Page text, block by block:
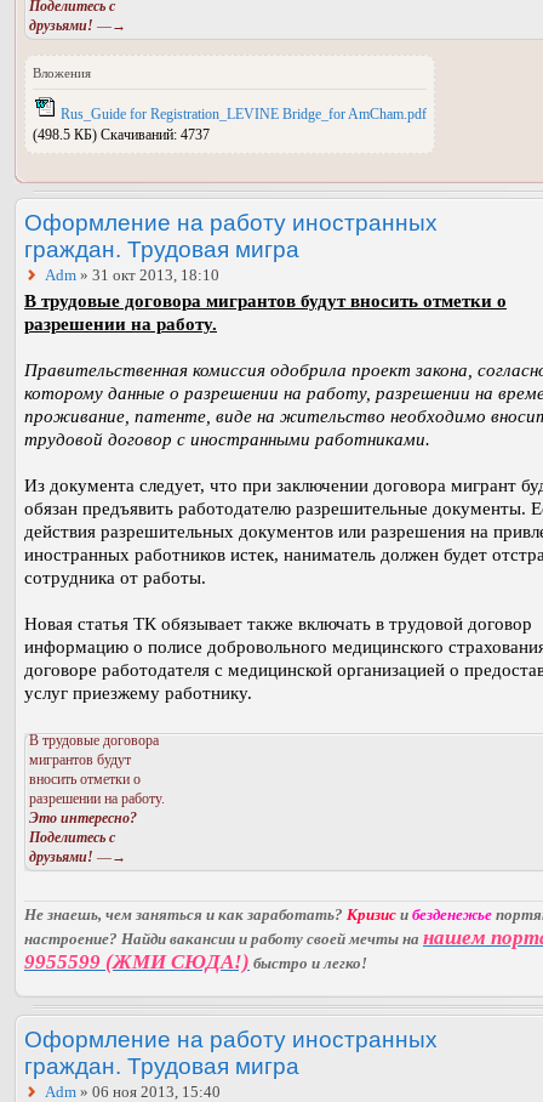
Поделитесь с
друзьями! —→
Вложения
Rus_Guide for Registration_LEVINE Bridge_for AmCham.pdf
(498.5 КБ) Скачиваний: 4737
Оформление на работу иностранных
граждан. Трудовая мигра
Adm » 31 окт 2013, 18:10
В трудовые договора мигрантов будут вносить отметки о
разрешении на работу.
Правительственная комиссия одобрила проект закона,
которому данные о разрешении на работу, разрешении на
проживание, патенте, виде на жительство необходимо
трудовой договор с иностранными работниками.
Из документа следует, что при заключении договора мигрант
обязан предъявить работодателю разрешительные документы.
действия разрешительных документов или разрешения на
иностранных работников истек, наниматель должен будет
сотрудника от работы.
Новая статья ТК обязывает также включать в трудовой договор
информацию о полисе добровольного медицинского
договоре работодателя с медицинской организацией о
услуг приезжему работнику.
В трудовые договора
мигрантов будут
вносить отметки о
разрешении на работу.
Это интересно?
Поделитесь с
друзьями! —→
Не знаешь, чем заняться и как заработать? Кризис и безденежье
настроение? Найди вакансии и работу своей мечты на нашем
9955599 (ЖМИ СЮДА!) быстро и легко!
Оформление на работу иностранных
граждан. Трудовая мигра
Adm » 06 ноя 2013, 15:40